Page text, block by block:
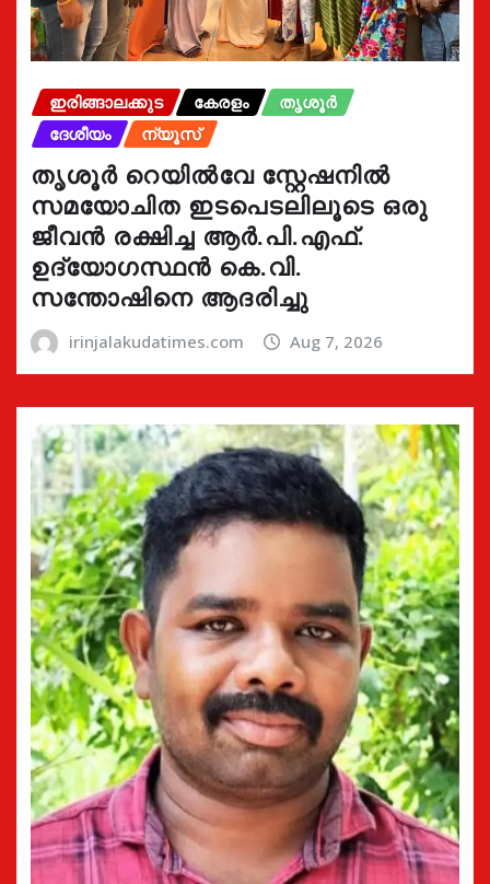
ഇരിങ്ങാലക്കുട കേരളം
തൃശൂർ
ദേശീയം
ന്യൂസ്
തൃശൂർ റെയിൽവേ സ്റ്റേഷനിൽ
സമയോചിത ഇടപെടലിലൂടെ ഒരു
ജീവൻ രക്ഷിച്ച ആർ.പി.എഫ്.
ഉദ്യോഗസ്ഥൻ കെ.വി.
സന്തോഷിനെ ആദരിച്ചു
irinjalakudatimes.com Aug 7, 2026